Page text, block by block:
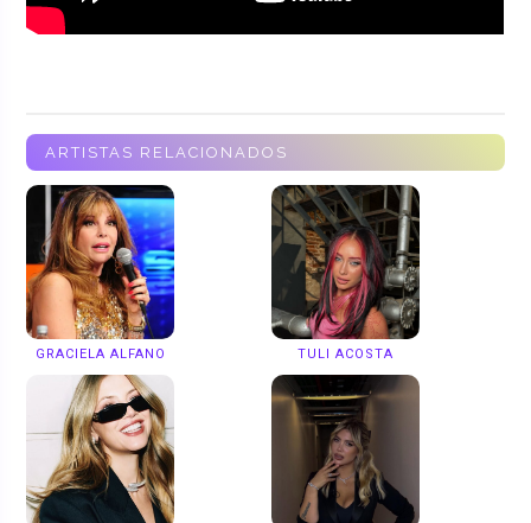
ARTISTAS RELACIONADOS
GRACIELA ALFANO TULI ACOSTA